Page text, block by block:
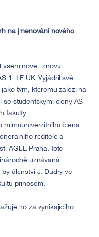
na jmenování nového
všem nově i znovu
1. LF UK. Vyjádřil své
tým, kterému záleží na
se studentskými členy AS
fakulty.
mimouniverzitního člena
ředitele a
AGEL Praha. Toto
uznávaná
by členství J. Dudry ve
přínosem.
ho za vynikajícího